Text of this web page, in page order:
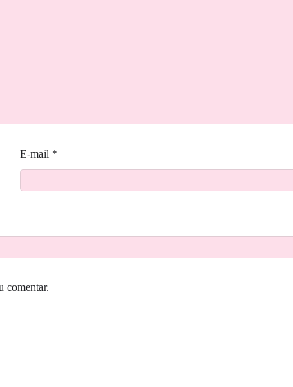
E-mail *
comentar.